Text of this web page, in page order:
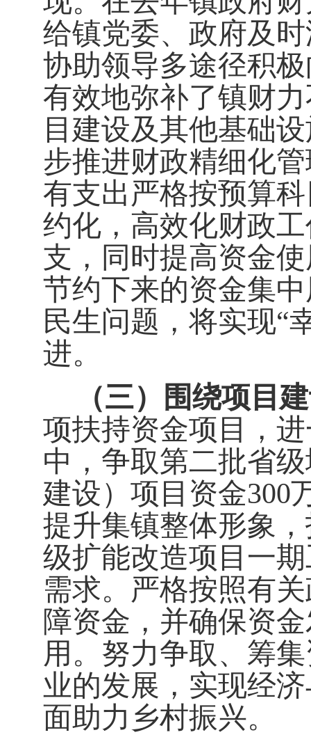
给镇党委、政府及
协助领导多途径积
有效地弥补了镇财
目建设及其他基础
步推进财政精细化
有支出严格按预算
约化，高效化财政
支，同时提高资金
节约下来的资金集
民生问题，将实现“
进。
（三）围绕项目
项扶持资金项目，
中，争取第二批省
建设）项目资金300
提升集镇整体形象
级扩能改造项目一
需求。严格按照有
障资金，并确保资
用。努力争取、筹
业的发展，实现经
面助力乡村振兴。